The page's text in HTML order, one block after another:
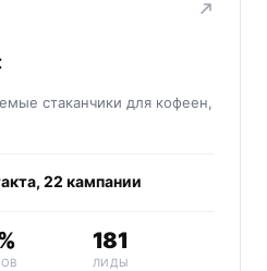
стаканчики для кофеен,
22 кампании
181
ЛИДЫ